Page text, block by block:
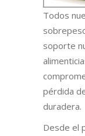
Todos
soporte
pérdida
duradera.
Desde el